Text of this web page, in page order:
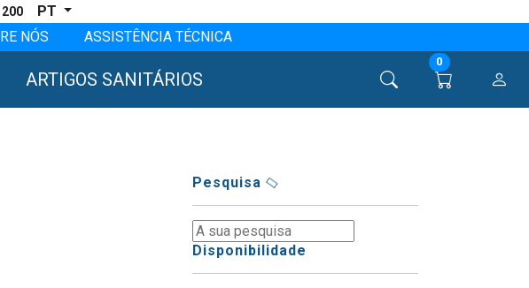
PT
NÓS ASSISTÊNCIA TÉCNICA
ARTIGOS SANITÁRIOS
0
Pesquisa
Disponibilidade